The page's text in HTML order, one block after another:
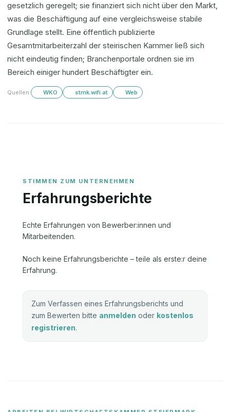
gesetzlich geregelt; sie finanziert sich nicht über den Markt,
was die Beschäftigung auf eine vergleichsweise stabile
Grundlage stellt. Eine öffentlich publizierte
Gesamtmitarbeiterzahl der steirischen Kammer ließ sich
nicht eindeutig finden; Branchenportale ordnen sie im
Bereich einiger hundert Beschäftigter ein.
Quellen: WKO stmk.wifi.at Web
Erfahrungsberichte
Echte Erfahrungen von Bewerber:innen und
Mitarbeitenden.
Noch keine Erfahrungsberichte – teile als erste:r deine
Erfahrung.
Zum Verfassen eines Erfahrungsberichts und
zum Bewerten bitte anmelden oder kostenlos
registrieren.